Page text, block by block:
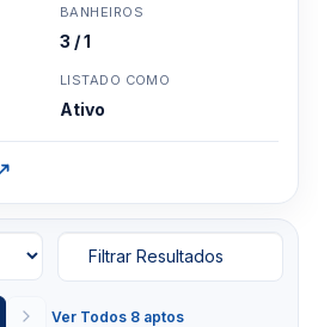
BANHEIROS
3 / 1
LISTADO COMO
Ativo
Ver Todos 8 aptos
Filtrar Resultados